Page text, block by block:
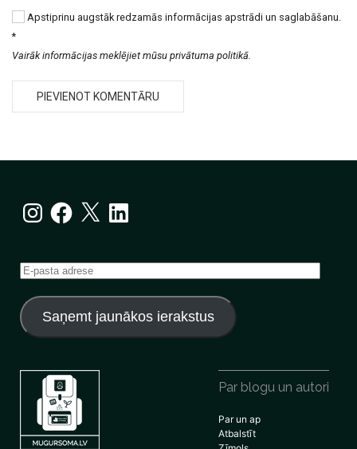
Apstiprinu augstāk redzamās informācijas apstrādi un saglabāšanu.
*
Vairāk informācijas meklējiet mūsu privātuma politikā.
InstagramFacebook
X LinkedIn
E-
adrese
Saņemt jaunākos ierakstus
Par blogu un autori
Par un ap
Atbalstīt